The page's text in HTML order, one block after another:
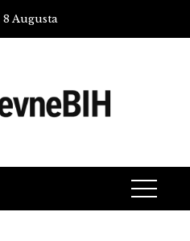
8 Augusta